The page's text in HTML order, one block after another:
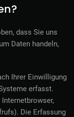
dass Sie uns
Daten handeln,
Ihrer Einwilligung
erfasst.
Die Erfassung